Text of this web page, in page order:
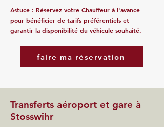
Astuce : Réservez votre Chauffeur à l'avance
pour bénéficier de tarifs préférentiels et
garantir la disponibilité du véhicule souhaité.
faire ma réservation
Transferts aéroport et gare à
Stosswihr